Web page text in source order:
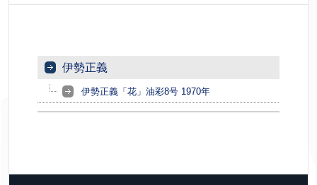
伊勢正義
伊勢正義「花」油彩8号 1970年